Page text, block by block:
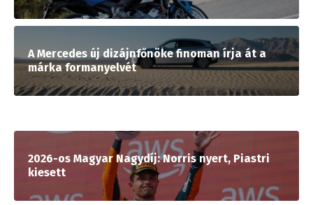
A Mercedes új dizájnfőnöke finoman írja át a
márka formanyelvét
2026-os Magyar Nagydíj: Norris nyert, Piastri
kiesett